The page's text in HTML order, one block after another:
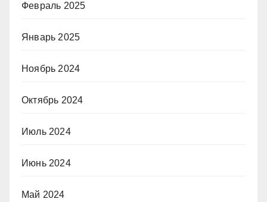
Февраль 2025
Январь 2025
Ноябрь 2024
Октябрь 2024
Июль 2024
Июнь 2024
Май 2024